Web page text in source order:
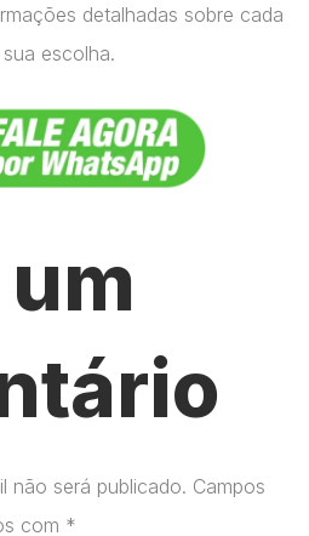
detalhadas sobre cada
escolha.
não será publicado. Campos
com *